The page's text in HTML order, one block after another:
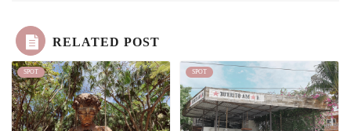
RELATED POST
SPOT SPOT